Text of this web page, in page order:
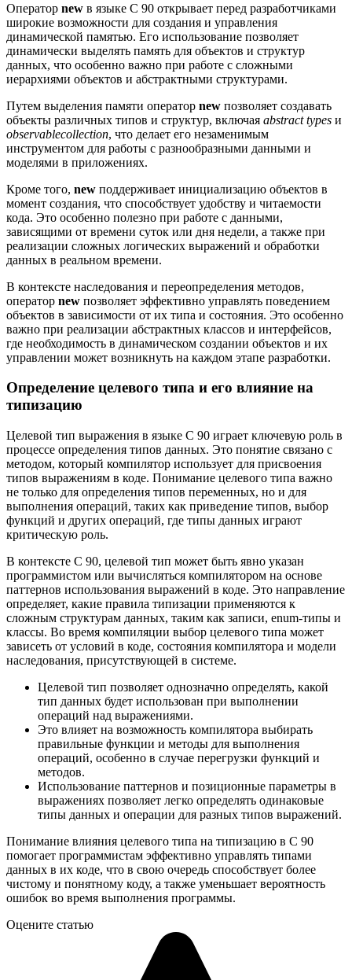
Оператор new в языке C 90 открывает перед разработчиками
широкие возможности для создания и управления
динамической памятью. Его использование позволяет
динамически выделять память для объектов и структур
данных, что особенно важно при работе с сложными
иерархиями объектов и абстрактными структурами.
Путем выделения памяти оператор new позволяет создавать
объекты различных типов и структур, включая abstract types и
observablecollection, что делает его незаменимым
инструментом для работы с разнообразными данными и
моделями в приложениях.
Кроме того, new поддерживает инициализацию объектов в
момент создания, что способствует удобству и читаемости
кода. Это особенно полезно при работе с данными,
зависящими от времени суток или дня недели, а также при
реализации сложных логических выражений и обработки
данных в реальном времени.
В контексте наследования и переопределения методов,
оператор new позволяет эффективно управлять поведением
объектов в зависимости от их типа и состояния. Это особенно
важно при реализации абстрактных классов и интерфейсов,
где необходимость в динамическом создании объектов и их
управлении может возникнуть на каждом этапе разработки.
Определение целевого типа и его влияние на
типизацию
Целевой тип выражения в языке С 90 играет ключевую роль в
процессе определения типов данных. Это понятие связано с
методом, который компилятор использует для присвоения
типов выражениям в коде. Понимание целевого типа важно
не только для определения типов переменных, но и для
выполнения операций, таких как приведение типов, выбор
функций и других операций, где типы данных играют
критическую роль.
В контексте С 90, целевой тип может быть явно указан
программистом или вычисляться компилятором на основе
паттернов использования выражений в коде. Это направление
определяет, какие правила типизации применяются к
сложным структурам данных, таким как записи, enum-типы и
классы. Во время компиляции выбор целевого типа может
зависеть от условий в коде, состояния компилятора и модели
наследования, присутствующей в системе.
Целевой тип позволяет однозначно определять, какой
тип данных будет использован при выполнении
операций над выражениями.
Это влияет на возможность компилятора выбирать
правильные функции и методы для выполнения
операций, особенно в случае перегрузки функций и
методов.
Использование паттернов и позиционные параметры в
выражениях позволяет легко определять одинаковые
типы данных и операции для разных типов выражений.
Понимание влияния целевого типа на типизацию в С 90
помогает программистам эффективно управлять типами
данных в их коде, что в свою очередь способствует более
чистому и понятному коду, а также уменьшает вероятность
ошибок во время выполнения программы.
Оцените статью